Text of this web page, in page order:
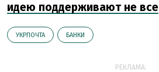
идею поддерживают не все
УКРПОЧТА БАНКИ
РЕКЛАМА: